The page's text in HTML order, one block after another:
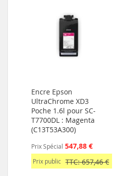
Encre Epson
UltraChrome XD3
Poche 1.6l pour SC-
T7700DL : Magenta
(C13T53A300)
Prix Spécial 547,88 €
Prix public TTC: 657,46 €